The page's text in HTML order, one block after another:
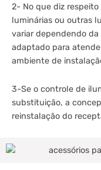
2- No que diz
luminárias ou outras
variar dependendo da
adaptado para
ambiente de
3-Se o controle de
substituição, a
reinstalação do